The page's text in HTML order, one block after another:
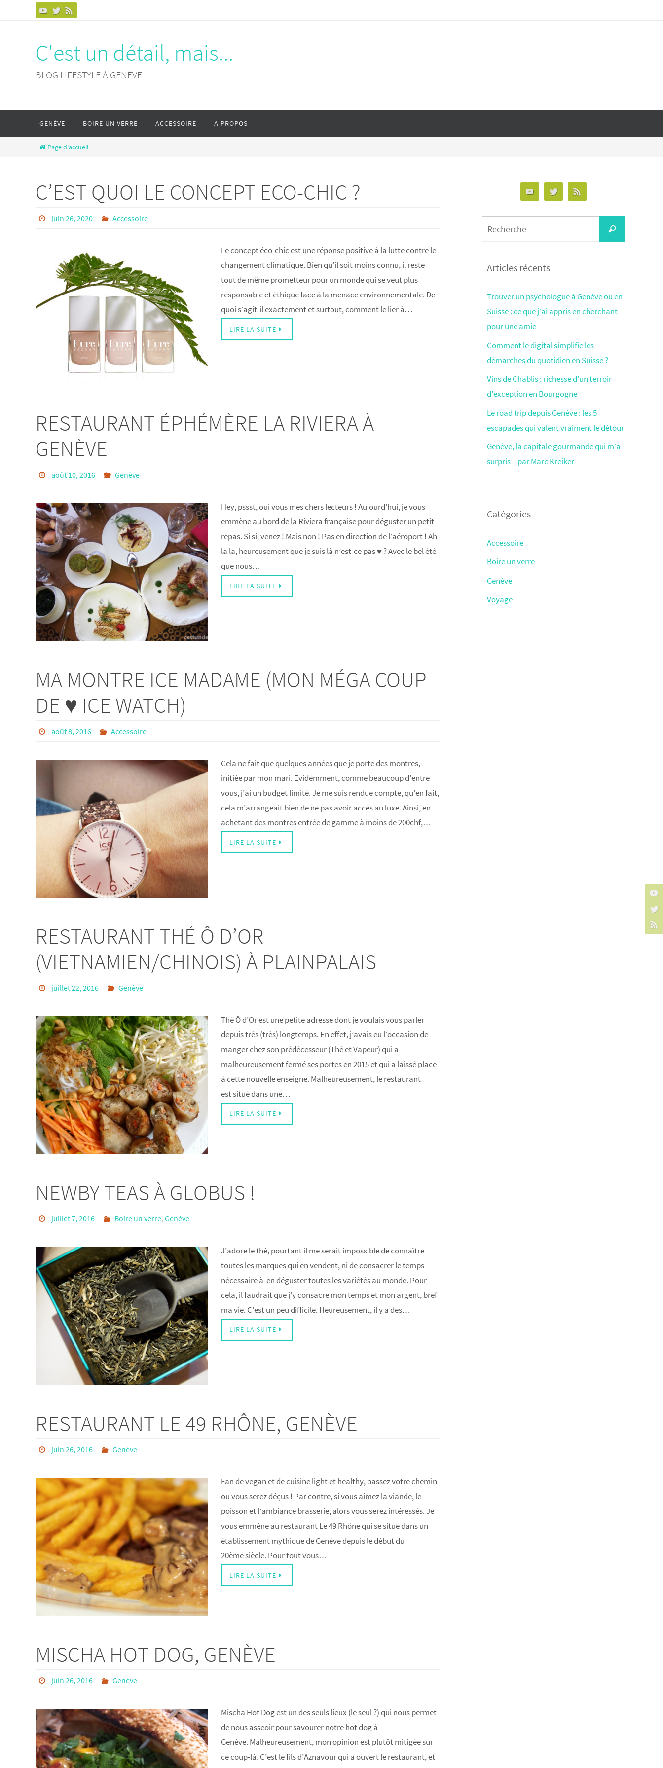
C'est un détail, mais...
BLOG LIFESTYLE À GENÈVE
le
GENÈVE BOIRE UN VERRE ACCESSOIRE A PROPOS
Page d'accueil
C’EST QUOI LE CONCEPT ECO-CHIC ?
juin 26, 2020 Accessoire
Le concept éco-chic est une réponse positive à la lutte contre le
changement climatique. Bien qu’il soit moins connu, il reste
tout de même prometteur pour un monde qui se veut plus
responsable et éthique face à la menace environnementale. De
quoi s’agit-il exactement et surtout, comment le lier à…
LIRE LA SUITE
RESTAURANT ÉPHÉMÈRE LA RIVIERA À
GENÈVE
août 10, 2016 Genève
Hey, pssst, oui vous mes chers lecteurs ! Aujourd’hui, je vous
emmène au bord de la Riviera française pour déguster un petit
repas. Si si, venez ! Mais non ! Pas en direction de l’aéroport ! Ah
la la, heureusement que je suis là n’est-ce pas ♥ ? Avec le bel été
que nous…
LIRE LA SUITE
MA MONTRE ICE MADAME (MON MÉGA COUP
DE ♥ ICE WATCH)
août 8, 2016 Accessoire
Cela ne fait que quelques années que je porte des montres,
initiée par mon mari. Evidemment, comme beaucoup d’entre
vous, j’ai un budget limité. Je me suis rendue compte, qu’en fait,
cela m’arrangeait bien de ne pas avoir accès au luxe. Ainsi, en
achetant des montres entrée de gamme à moins de 200chf,…
LIRE LA SUITE
RESTAURANT THÉ Ô D’OR
(VIETNAMIEN/CHINOIS) À PLAINPALAIS
juillet 22, 2016 Genève
Thé Ô d’Or est une petite adresse dont je voulais vous parler
depuis très (très) longtemps. En effet, j’avais eu l’occasion de
manger chez son prédécesseur (Thé et Vapeur) qui a
malheureusement fermé ses portes en 2015 et qui a laissé place
à cette nouvelle enseigne. Malheureusement, le restaurant
est situé dans une…
LIRE LA SUITE
NEWBY TEAS À GLOBUS !
juillet 7, 2016 Boire un verre, Genève
J’adore le thé, pourtant il me serait impossible de connaître
toutes les marques qui en vendent, ni de consacrer le temps
nécessaire à en déguster toutes les variétés au monde. Pour
cela, il faudrait que j’y consacre mon temps et mon argent, bref
ma vie. C’est un peu difficile. Heureusement, il y a des…
LIRE LA SUITE
RESTAURANT LE 49 RHÔNE, GENÈVE
juin 26, 2016 Genève
Fan de vegan et de cuisine light et healthy, passez votre chemin
ou vous serez déçus ! Par contre, si vous aimez la viande, le
poisson et l’ambiance brasserie, alors vous serez intéressés. Je
vous emmène au restaurant Le 49 Rhône qui se situe dans un
établissement mythique de Genève depuis le début du
20ème siècle. Pour tout vous…
LIRE LA SUITE
MISCHA HOT DOG, GENÈVE
juin 26, 2016 Genève
Mischa Hot Dog est un des seuls lieux (le seul ?) qui nous permet
de nous asseoir pour savourer notre hot dog à
Genève. Malheureusement, mon opinion est plutôt mitigée sur
ce coup-là. C’est le fils d’Aznavour qui a ouvert le restaurant, et
Recherche
Articles récents
Trouver un psychologue à Genève ou en
Suisse : ce que j’ai appris en cherchant
pour une amie
Comment le digital simplifie les
démarches du quotidien en Suisse ?
Vins de Chablis : richesse d’un terroir
d’exception en Bourgogne
Le road trip depuis Genève : les 5
escapades qui valent vraiment le détour
Genève, la capitale gourmande qui m’a
surpris – par Marc Kreiker
Catégories
Accessoire
Boire un verre
Genève
Voyage